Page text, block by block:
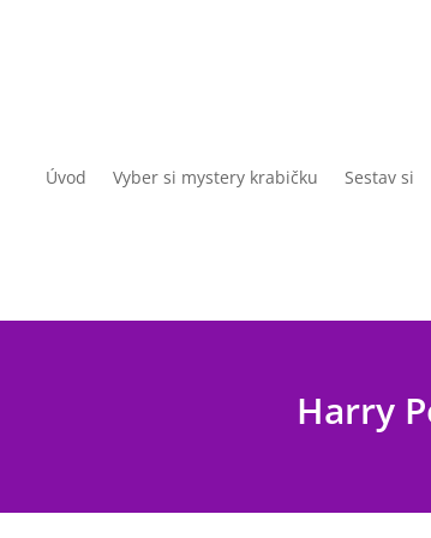
Úvod Vyber si mystery krabičku Sestav si
Harry